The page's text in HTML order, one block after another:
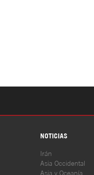
NOTICIAS
Irán
Asia Occidental
Asia y Oceanía